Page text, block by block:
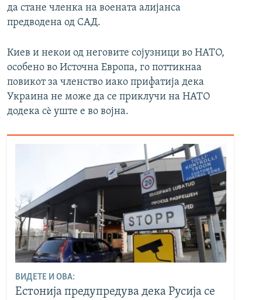
да стане членка на воената алијанса
предводена од САД.
Киев и некои од неговите сојузници во НАТО,
особено во Источна Европа, го поттикнаа
повикот за членство иако прифатија дека
Украина не може да се приклучи на НАТО
додека сè уште е во војна.
ВИДЕТЕ И ОВА:
Естонија предупредува дека Русија се